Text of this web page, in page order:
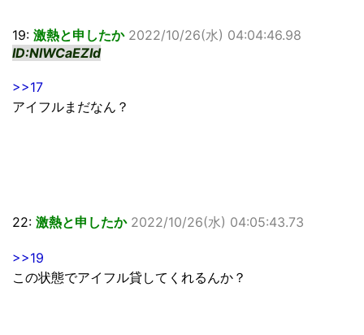
19: 激熱と申したか 2022/10/26(水) 04:04:46.98
ID:NlWCaEZId
>>17
アイフルまだなん？
22: 激熱と申したか 2022/10/26(水) 04:05:43.73
>>19
この状態でアイフル貸してくれるんか？